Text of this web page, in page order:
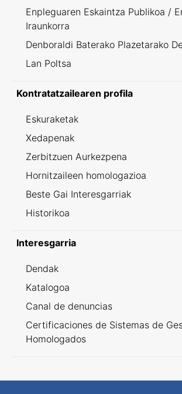
Enpleguaren Eskaintza Publikoa /
Iraunkorra
Denboraldi Baterako Plazetarako
Lan Poltsa
Kontratatzailearen profila
Eskuraketak
Xedapenak
Zerbitzuen Aurkezpena
Hornitzaileen homologazioa
Beste Gai Interesgarriak
Historikoa
Interesgarria
Dendak
Katalogoa
Canal de denuncias
Certificaciones de Sistemas de
Homologados